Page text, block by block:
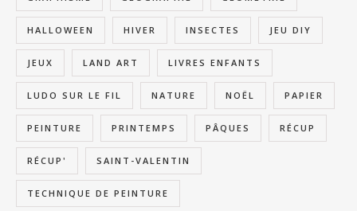
HALLOWEEN HIVER INSECTES JEU DIY
JEUX LAND ART LIVRES ENFANTS
LUDO SUR LE FIL NATURE NOËL PAPIER
PEINTURE PRINTEMPS PÂQUES RÉCUP
RÉCUP' SAINT-VALENTIN
TECHNIQUE DE PEINTURE